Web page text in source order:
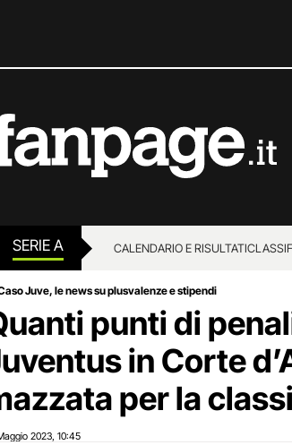
SERIE A CALENDARIO E RISULTATI
Juve, le news su plusvalenze e stipendi
punti di
in Corte
per la
2023 10:45